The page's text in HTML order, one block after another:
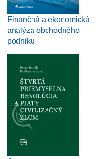
Finančná a ekonomická
analýza obchodného
podniku